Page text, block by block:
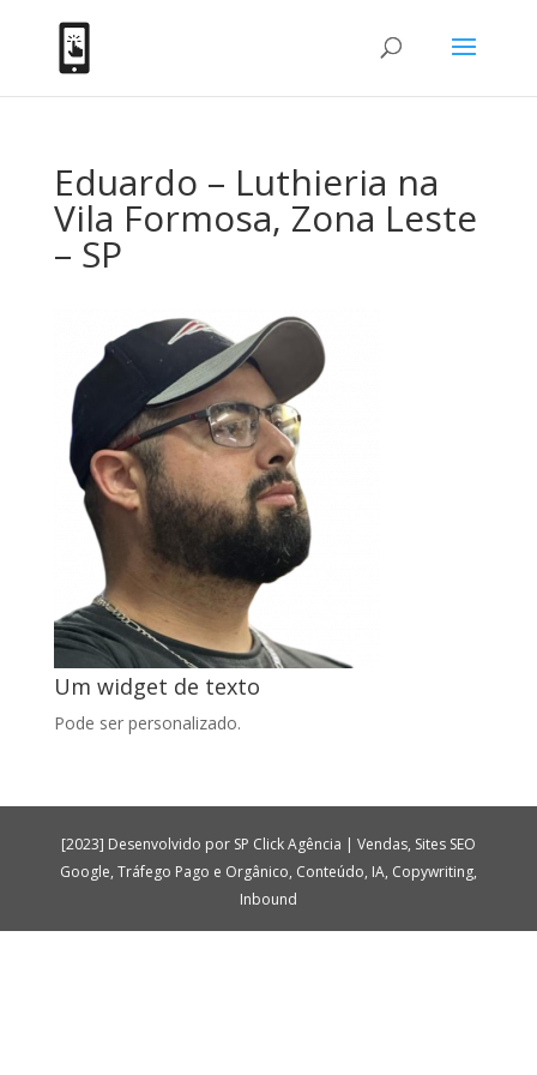
Eduardo – Luthieria na
Vila Formosa, Zona Leste
– SP
Um widget de texto
Pode ser personalizado.
[2023] Desenvolvido por SP Click Agência | Vendas, Sites SEO
Google, Tráfego Pago e Orgânico, Conteúdo, IA, Copywriting,
Inbound